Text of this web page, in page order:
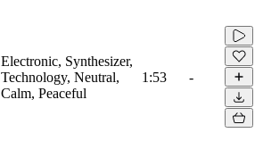
Electronic, Synthesizer,
Technology, Neutral,
Calm, Peaceful
1:53 -